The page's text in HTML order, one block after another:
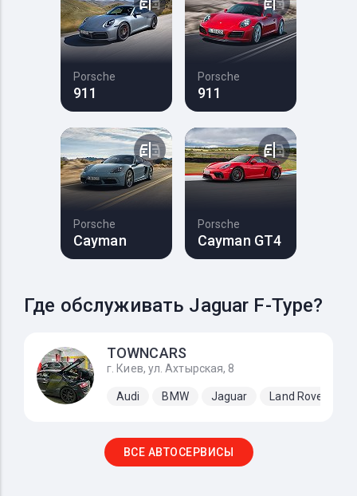
Porsche
911
Porsche
911
Porsche
Cayman
Porsche
Cayman GT4
Где обслуживать Jaguar F-Type?
TOWNCARS
г. Киев, ул. Ахтырская, 8
Audi BMW Jaguar Land Rover
ВСЕ АВТОСЕРВИСЫ